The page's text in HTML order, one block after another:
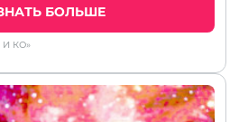
БОЛЬШЕ
И КО»